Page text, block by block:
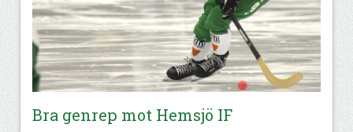
Bra genrep mot Hemsjö IF